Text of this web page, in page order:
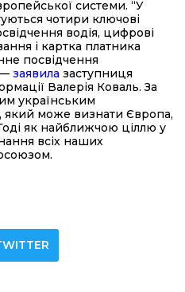
системи. “У
чотири ключові
водія, цифрові
і картка платника
посвідчення
— заявила заступниця
Валерія Коваль. За
українським
може визнати Європа,
як найближчою ціллю у
всіх наших